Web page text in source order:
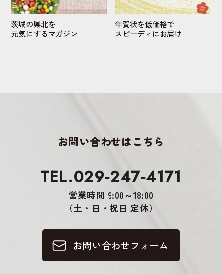
茨城の県北を
元気にするマガジン
年賀状を低価格で
スピーディにお届け
お問い合わせはこちら
TEL.029-247-4171
営業時間 9:00～18:00
（土・日・祝日 定休）
お問い合わせフォーム